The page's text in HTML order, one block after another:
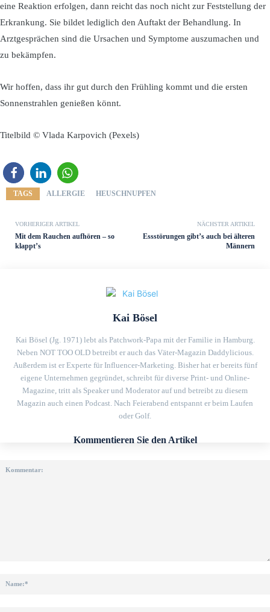
eine Reaktion erfolgen, dann reicht das noch nicht zur Feststellung der
Erkrankung. Sie bildet lediglich den Auftakt der Behandlung. In
Arztgesprächen sind die Ursachen und Symptome auszumachen und
zu bekämpfen.
Wir hoffen, dass ihr gut durch den Frühling kommt und die ersten
Sonnenstrahlen genießen könnt.
Titelbild © Vlada Karpovich (Pexels)
TAGS ALLERGIE HEUSCHNUPFEN
VORHERIGER ARTIKEL
Mit dem Rauchen aufhören – so
klappt’s
NÄCHSTER ARTIKEL
Essstörungen gibt’s auch bei älteren
Männern
Kai Bösel
Kai Bösel (Jg. 1971) lebt als Patchwork-Papa mit der Familie in Hamburg.
Neben NOT TOO OLD betreibt er auch das Väter-Magazin Daddylicious.
Außerdem ist er Experte für Influencer-Marketing. Bisher hat er bereits fünf
eigene Unternehmen gegründet, schreibt für diverse Print- und Online-
Magazine, tritt als Speaker und Moderator auf und betreibt zu diesem
Magazin auch einen Podcast. Nach Feierabend entspannt er beim Laufen
oder Golf.
Kommentieren Sie den Artikel